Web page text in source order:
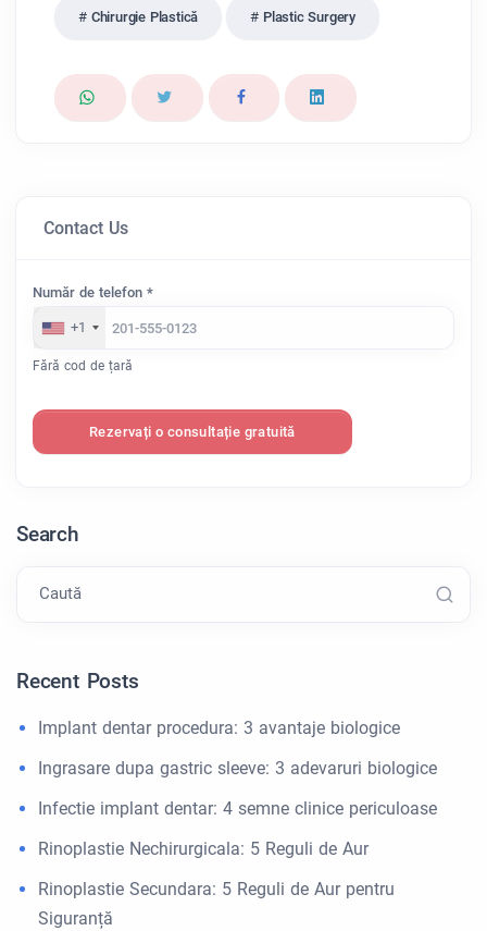
Chirurgie Plastică Plastic Surgery
Contact Us
Număr de telefon *
+1
Fără cod de țară
Rezervați o consultație gratuită
Search
Caută
Recent Posts
Implant dentar procedura: 3 avantaje biologice
Ingrasare dupa gastric sleeve: 3 adevaruri biologice
Infectie implant dentar: 4 semne clinice periculoase
Rinoplastie Nechirurgicala: 5 Reguli de Aur
Rinoplastie Secundara: 5 Reguli de Aur pentru
Siguranță